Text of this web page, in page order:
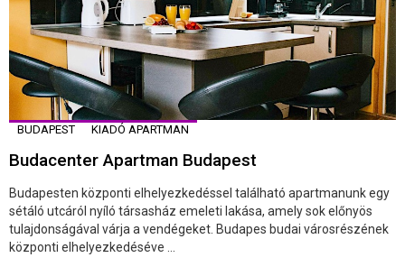
BUDAPEST KIADÓ APARTMAN
Budacenter Apartman Budapest
Budapesten központi elhelyezkedéssel található apartmanunk egy
sétáló utcáról nyíló társasház emeleti lakása, amely sok előnyös
tulajdonságával várja a vendégeket. Budapes budai városrészének
központi elhelyezkedéséve ...